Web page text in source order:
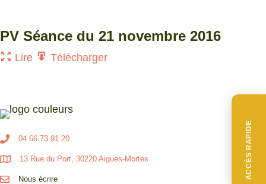
ACCÈS RAPIDE
PV Séance du 21 novembre 2016
Lire Télécharger
04 66 73 91 20
13 Rue du Port, 30220 Aigues-Mortes
Nous écrire